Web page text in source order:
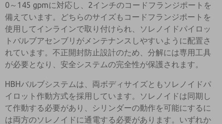
0～145 gpmに対応し、2インチのコードフランジポートを
備えています。どちらのサイズもコードフランジポートを
使用してインラインで取り付けられ、ソレノイドパイロッ
トバルブアセンブリがメンテナンスしやすいように配置さ
れています。不正開封防止設計のため、分解には専用工具
が必要となり、安全システムの完全性が保護されます。
HBHバルブシステムは、両ボディサイズともソレノイドパ
イロット作動方式を採用しています。ソレノイドは同期し
て作動する必要があり、シリンダーの動作を可能にするに
は両方のソレノイドに通電する必要があります。いずれか